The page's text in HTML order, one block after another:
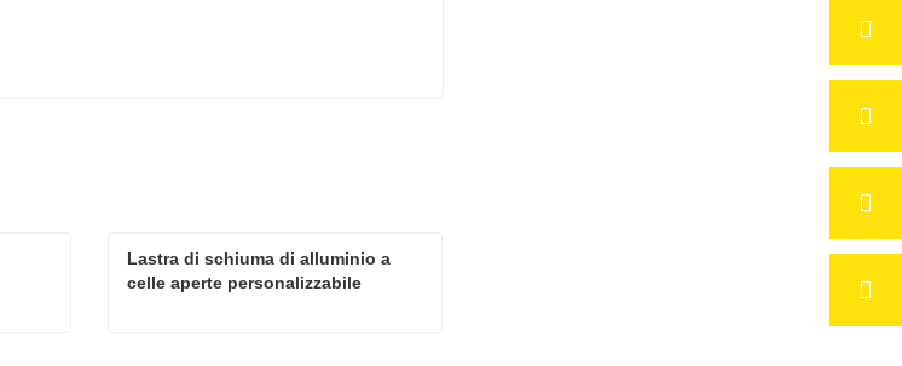
Lastra di schiuma di alluminio a
celle aperte personalizzabile